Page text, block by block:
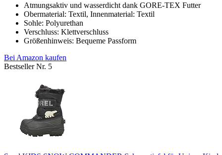
Atmungsaktiv und wasserdicht dank GORE-TEX Futter
Obermaterial: Textil, Innenmaterial: Textil
Sohle: Polyurethan
Verschluss: Klettverschluss
Größenhinweis: Bequeme Passform
Bei Amazon kaufen
Bestseller Nr. 5